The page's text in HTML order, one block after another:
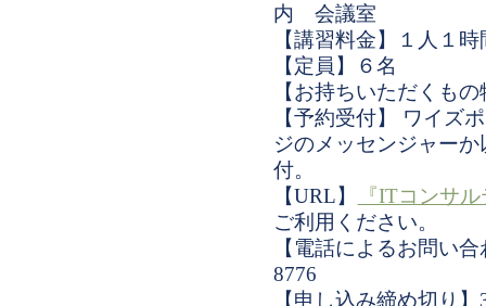
内 会議室
【講習料金】１人１
【定員】６名
【お持ちいただくも
【予約受付】 ワイズ
ジのメッセンジャー
付。
【URL】
『ITコンサ
ご利用ください。
【電話によるお問い
8776
【申し込み締め切り